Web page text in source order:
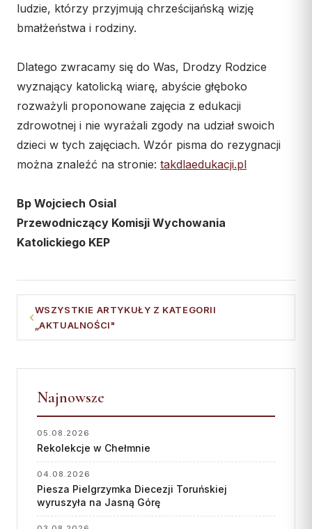
ludzie, którzy przyjmują chrześcijańską wizję
bmałżeństwa i rodziny.
Dlatego zwracamy się do Was, Drodzy Rodzice
wyznający katolicką wiarę, abyście głęboko
rozważyli proponowane zajęcia z edukacji
zdrowotnej i nie wyrażali zgody na udział swoich
dzieci w tych zajęciach. Wzór pisma do rezygnacji
można znaleźć na stronie: takdlaedukacji.pl
Bp Wojciech Osial
Przewodniczący Komisji Wychowania
Katolickiego KEP
WSZYSTKIE ARTYKUŁY Z KATEGORII
„AKTUALNOŚCI"
Najnowsze
05.08.2026
Rekolekcje w Chełmnie
04.08.2026
Piesza Pielgrzymka Diecezji Toruńskiej
wyruszyła na Jasną Górę